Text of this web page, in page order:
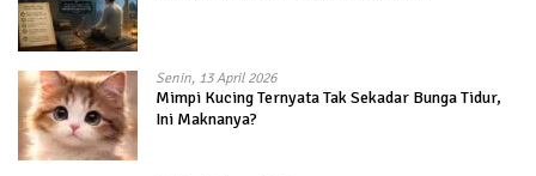
Senin, 13 April 2026
Mimpi Kucing Ternyata Tak Sekadar Bunga Tidur,
Ini Maknanya?